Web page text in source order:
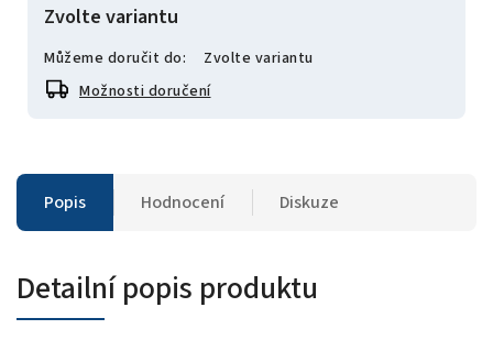
Zvolte variantu
Můžeme doručit do:
Zvolte variantu
Možnosti doručení
Popis Hodnocení Diskuze
Detailní popis produktu